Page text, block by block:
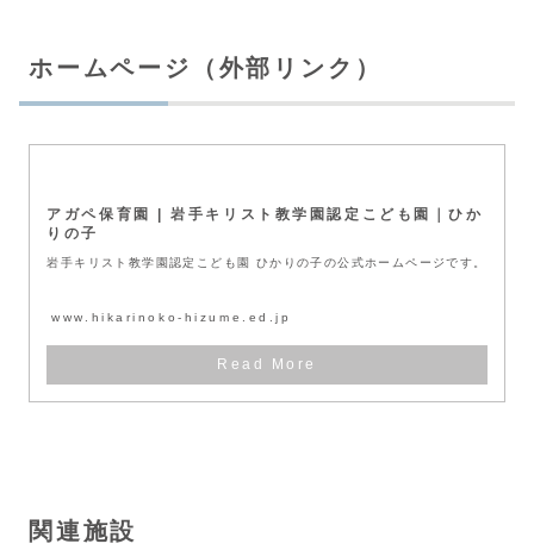
ホームページ（外部リンク）
アガペ保育園 | 岩手キリスト教学園認定こども園｜ひか
りの子
岩手キリスト教学園認定こども園 ひかりの子の公式ホームページです。
www.hikarinoko-hizume.ed.jp
関連施設